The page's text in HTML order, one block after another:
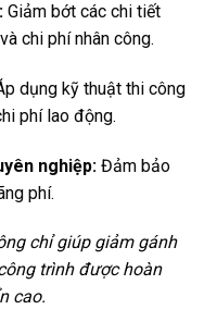
Giảm bớt các chi tiết
chi phí nhân công.
dụng kỹ thuật thi công
phí lao động.
nghiệp: Đảm bảo
phí.
chỉ giúp giảm gánh
trình được hoàn
cao.